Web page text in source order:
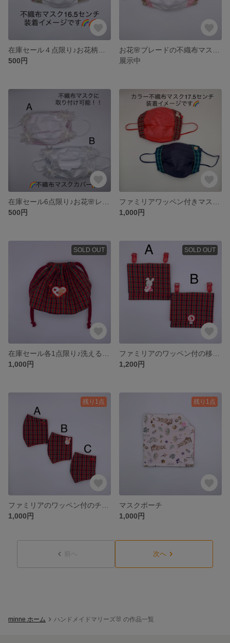
500円
展示中
500円
1,000円
SOLD OUT
1,000円
SOLD OUT
1,200円
残り1点
1,000円
残り1点
マスクポーチ
1,000円
前へ 次へ
minne ホーム ハンドメイドマリーズ🐰 の作品一覧